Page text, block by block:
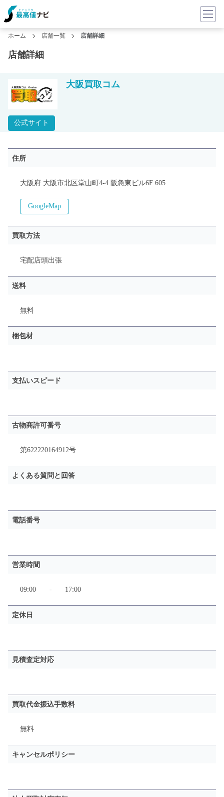
ホーム 店舗一覧 店舗詳細
店舗詳細
公式サイト
大阪買取コム
住所
大阪府 大阪市北区堂山町4-4 阪急東ビル6F 605
GoogleMap
買取方法
宅配店頭出張
送料
無料
梱包材
支払いスピード
古物商許可番号
第622220164912号
よくある質問と回答
電話番号
営業時間
09:00 - 17:00
定休日
見積査定対応
買取代金振込手数料
無料
キャンセルポリシー